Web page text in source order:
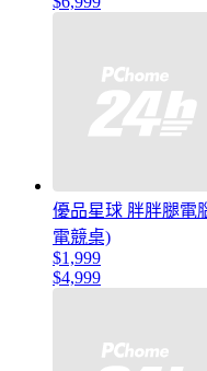
優品星球 胖胖腿電
電競桌)
$1,999
$4,999